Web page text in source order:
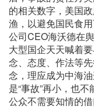
的相关数字，美国
渔，以避免国民食
公司CEO海沃德在
大型国企天天喊着
念、态度、作法等
念，理应成为中海
是“事故”再小，也
公众不需要知情的借